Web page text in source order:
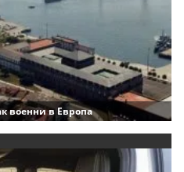
военни в Европа